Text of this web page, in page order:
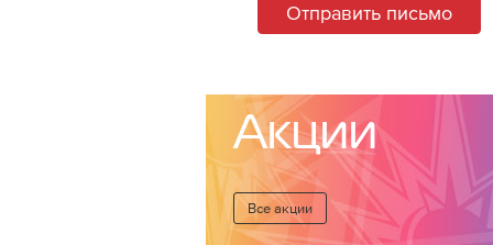
Отправить письмо
Акции
Все акции